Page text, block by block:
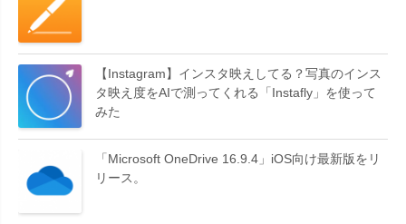
【Instagram】インスタ映えしてる？写真のインス
タ映え度をAIで測ってくれる「Instafly」を使って
みた
「Microsoft OneDrive 16.9.4」iOS向け最新版をリ
リース。